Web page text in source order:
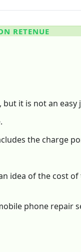
RETENUE
it is not an easy
the charge
idea of the cost
phone repair